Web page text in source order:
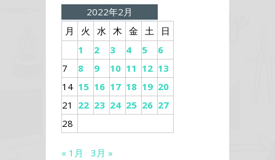
2022年2月
月
火 水 木 金 土
日
1
2 3 4 5
6
7
8 9 10 11 12 13
14 15 16 17 18 19 20
21
22 23 24 25 26 27
28
« 1月 3月 »